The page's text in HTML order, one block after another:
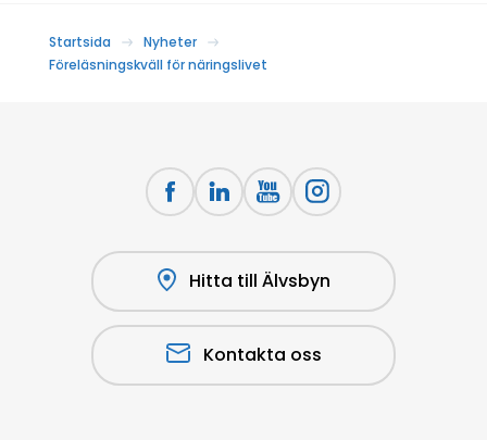
Startsida
Nyheter
Föreläsningskväll för näringslivet
Hitta till Älvsbyn
Kontakta oss